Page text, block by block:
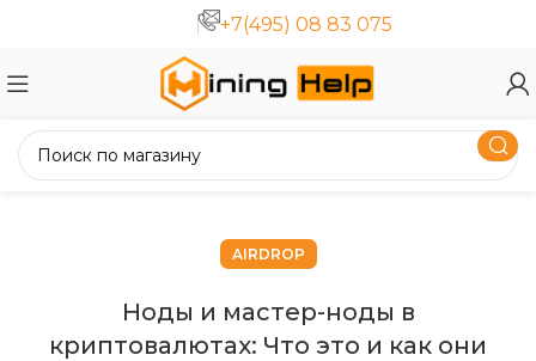
+7(495) 08 83 075
AIRDROP
Ноды и мастер-ноды в
криптовалютах: Что это и как они